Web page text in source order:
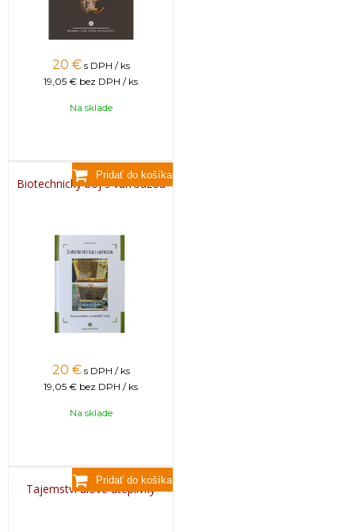
20 € s DPH / ks
19,05 € bez DPH / ks
Na sklade
Biotechnický boj s varroázou
20 € s DPH / ks
19,05 € bez DPH / ks
Na sklade
Tajemství úlové uteplivky